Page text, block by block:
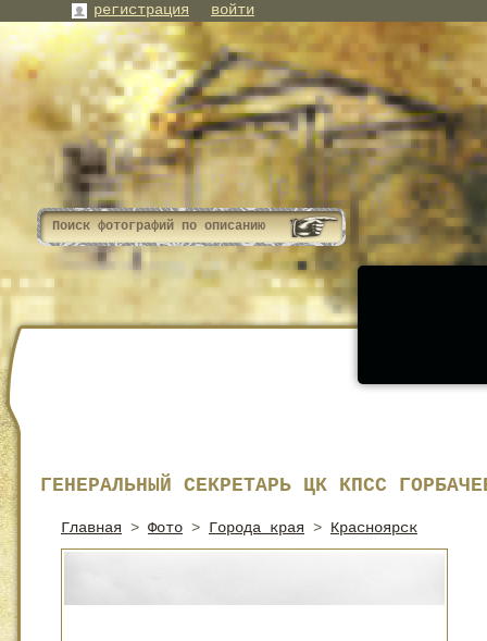
ГЕНЕРАЛЬНЫЙ СЕКРЕТАРЬ ЦК КПСС
Главная > Фото > Города края > Красноярск
регистрация войти